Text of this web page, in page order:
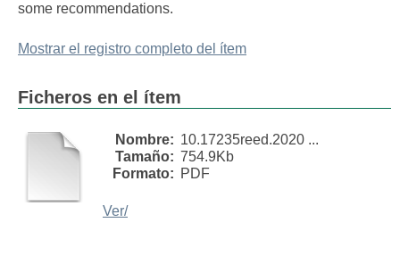
some recommendations.
Mostrar el registro completo del ítem
Ficheros en el ítem
Nombre: 10.17235reed.2020 ...
Tamaño: 754.9Kb
Formato: PDF
Ver/